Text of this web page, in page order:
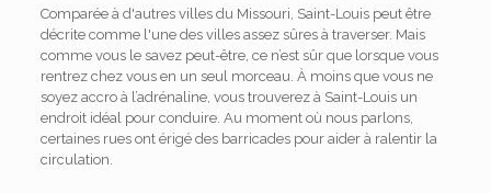
Comparée à d'autres villes du Missouri, Saint-Louis peut être
décrite comme l'une des villes assez sûres à traverser. Mais
comme vous le savez peut-être, ce n’est sûr que lorsque vous
rentrez chez vous en un seul morceau. À moins que vous ne
soyez accro à l’adrénaline, vous trouverez à Saint-Louis un
endroit idéal pour conduire. Au moment où nous parlons,
certaines rues ont érigé des barricades pour aider à ralentir la
circulation.